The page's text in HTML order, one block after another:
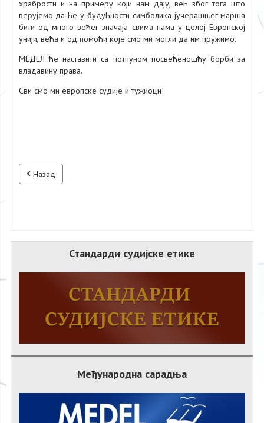
храбрости и на примеру који нам дају, већ због тога што
верујемо да ће у будућности симболика јучерашњег марша
бити од много већег значаја свима нама у целој Европској
унији, већа и од помоћи које смо ми могли да им пружимо.
МЕДЕЛ ће наставити са потпуном посвећеношћу борби за
владавину права.
Сви смо ми европске судије и тужиоци!
Назад
Стандарди судијске етике
Међународна сарадња